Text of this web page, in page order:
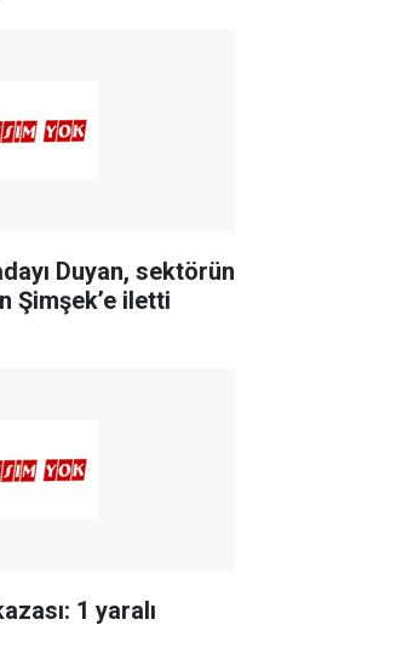
Duyan, sektörün
Şimşek’e iletti
1 yaralı